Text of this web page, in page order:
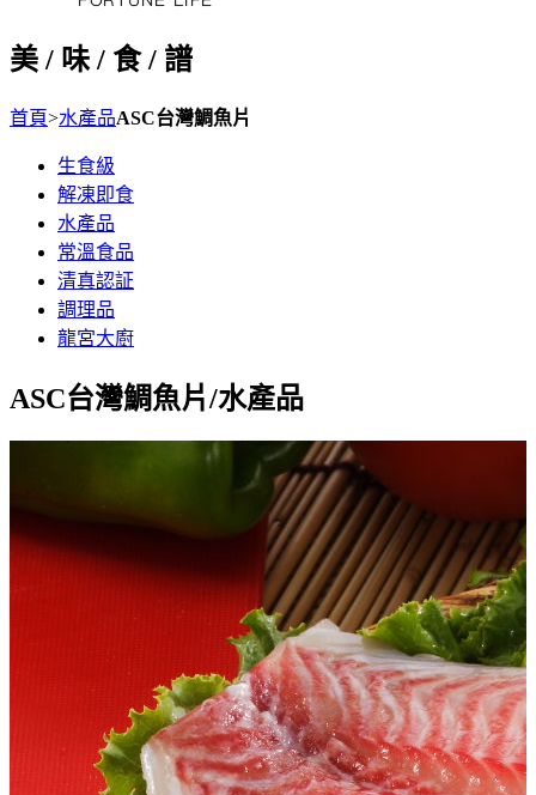
美 / 味 / 食 / 譜
首頁>水產品ASC台灣鯛魚片
生食級
解凍即食
水產品
常溫食品
清真認証
調理品
龍宮大廚
ASC台灣鯛魚片/水產品